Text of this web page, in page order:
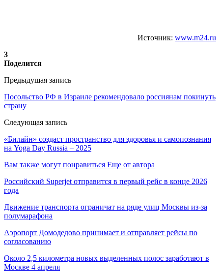
Источник: www.m24.ru
3
Поделится
Предыдущая запись
Посольство РФ в Израиле рекомендовало россиянам покинуть
страну
Следующая запись
«Билайн» создаст пространство для здоровья и самопознания
на Yoga Day Russia – 2025
Вам также могут понравиться Еще от автора
Российский Superjet отправится в первый рейс в конце 2026
года
Движение транспорта ограничат на ряде улиц Москвы из-за
полумарафона
Аэропорт Домодедово принимает и отправляет рейсы по
согласованию
Около 2,5 километра новых выделенных полос заработают в
Москве 4 апреля